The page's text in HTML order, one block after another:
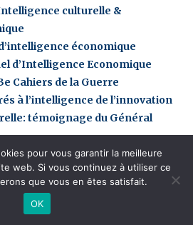
culturelle &
économique
d’Intelligence Economique
Cahiers de la Guerre
à l’intelligence de l’innovation
témoignage du Général
et le rôle de
– entretien pour le Centre
Economique
pour vous garantir la meilleure
web. Si vous continuez à utiliser ce
que vous en êtes satisfait.
OK